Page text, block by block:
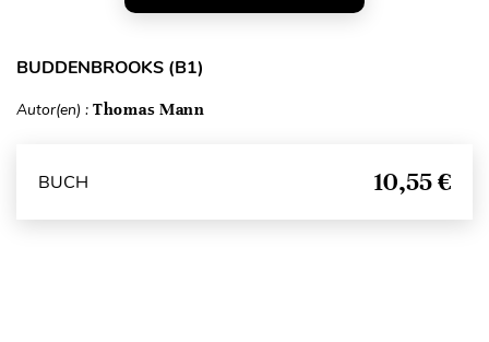
BUDDENBROOKS (B1)
Autor(en) : Thomas Mann
BUCH 10,55 €